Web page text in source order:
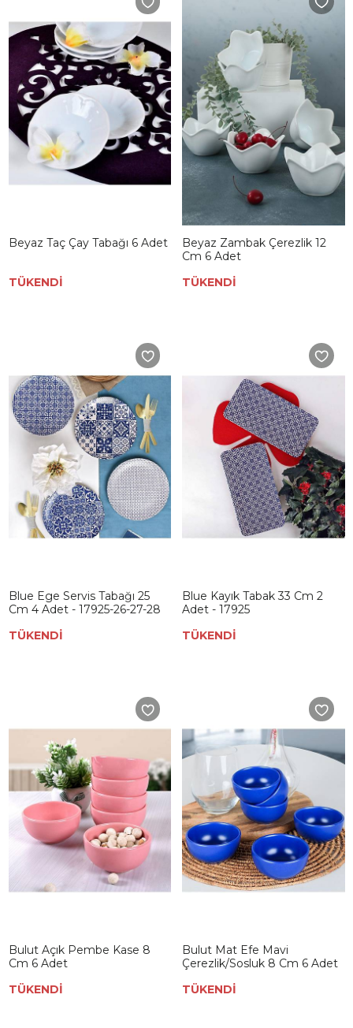
Beyaz Taç Çay Tabağı 6 Adet
TÜKENDİ
Beyaz Zambak Çerezlik 12
Cm 6 Adet
TÜKENDİ
Blue Ege Servis Tabağı 25
Cm 4 Adet - 17925-26-27-28
TÜKENDİ
Blue Kayık Tabak 33 Cm 2
Adet - 17925
TÜKENDİ
Bulut Açık Pembe Kase 8
Cm 6 Adet
TÜKENDİ
Bulut Mat Efe Mavi
Çerezlik/Sosluk 8 Cm 6 Adet
TÜKENDİ